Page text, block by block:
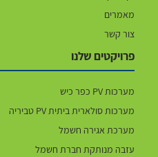
מאמרים
צור קשר
פרויקטים שלנו
מערכות PV כפר כיש
מערכות סולארית ביתית PV טביריה
מערכת אגירה חשמל
עזבה מנותקת חברת חשמל